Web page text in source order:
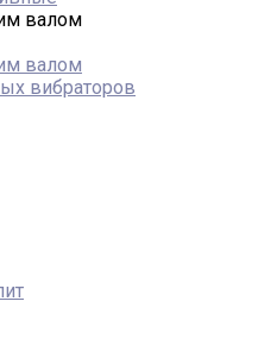
валом
валом
вибраторов